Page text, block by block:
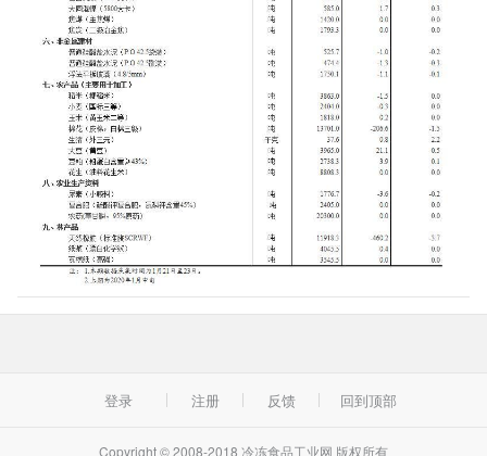
登录 注册 反馈 回到顶部
Copyright © 2008-2018 冷冻食品工业网 版权所有